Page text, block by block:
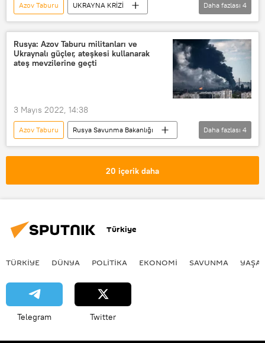
Stepan Bandera
Nürnberg Duruşmaları
Büyük Anavatan Savaşı
Mihail Pavlenko
Azov Taburu
UKRAYNA KRİZİ
Ukrayna
ABD
Neo-Naziler
Vladimir Zelenskiy
Daha fazlası 4
Rusya: Azov Taburu militanları ve
Ukraynalı güçler, ateşkesi kullanarak
ateş mevzilerine geçti
3 Mayıs 2022, 14:38
Azov Taburu
Rusya Savunma Bakanlığı
Ukrayna
Azovstal
Daha fazlası 4
20 içerik daha
Türkiye
TÜRKIYE DÜNYA POLİTİKA EKONOMİ SAVUNMA
Telegram Twitter